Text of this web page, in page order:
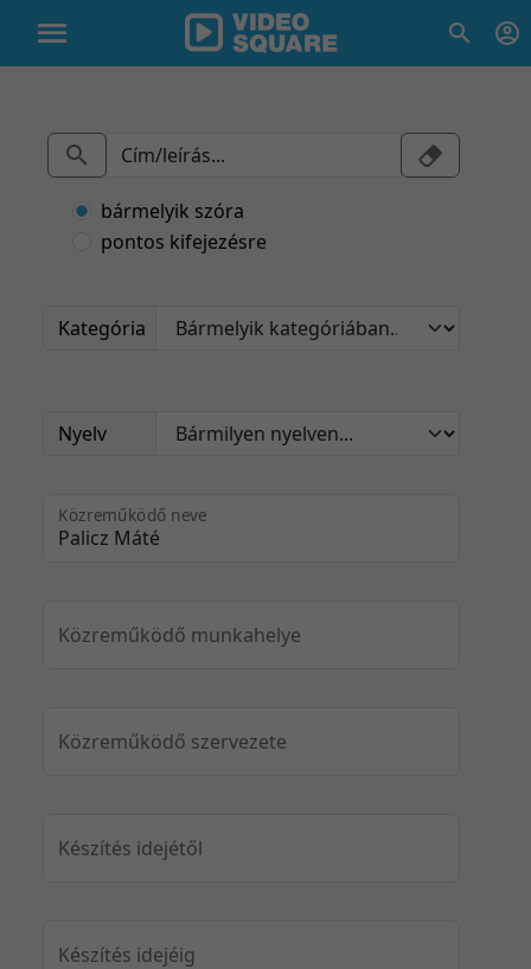
bármelyik szóra
pontos kifejezésre
Kategória
Nyelv
Közreműködő neve
Közreműködő munkahelye
Közreműködő szervezete
Készítés idejétől
Készítés idejéig